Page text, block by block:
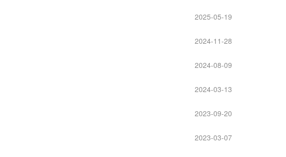
2025-05-19
2024-11-28
2024-08-09
2024-03-13
2023-09-20
2023-03-07